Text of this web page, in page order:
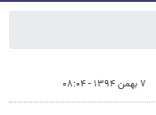
۷ بهمن ۱۳۹۴ - ۰۸:۰۴